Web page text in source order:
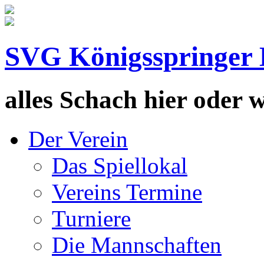
SVG Königsspringer
alles Schach hier oder
Der Verein
Das Spiellokal
Vereins Termine
Turniere
Die Mannschaften